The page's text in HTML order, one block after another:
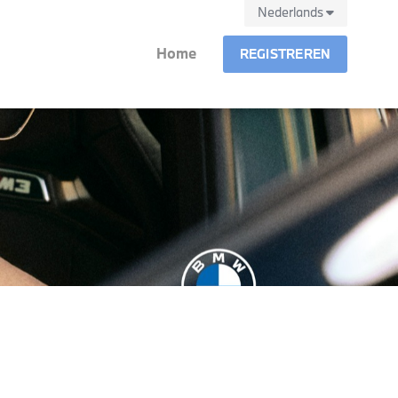
Home REGISTREREN
Nederlands